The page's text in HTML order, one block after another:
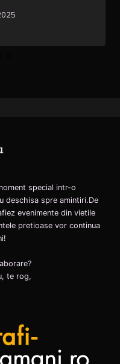
special intr-o
deschisa spre amintiri.De
evenimente din vietile
pretioase vor continua
te rog,